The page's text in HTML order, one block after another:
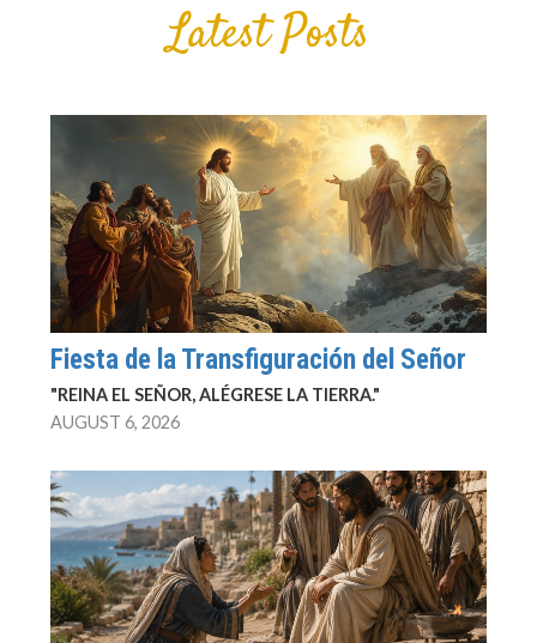
Latest Posts
Fiesta de la Transfiguración del Señor
"REINA EL SEÑOR, ALÉGRESE LA TIERRA."
AUGUST 6, 2026